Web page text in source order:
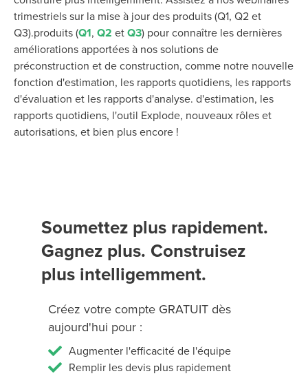
trimestriels sur la mise à jour des produits (Q1, Q2 et
Q3).produits (Q1, Q2 et Q3) pour connaître les dernières
améliorations apportées à nos solutions de
préconstruction et de construction, comme notre nouvelle
fonction d'estimation, les rapports quotidiens, les rapports
d'évaluation et les rapports d'analyse. d'estimation, les
rapports quotidiens, l'outil Explode, nouveaux rôles et
autorisations, et bien plus encore !
Soumettez plus rapidement.
Gagnez plus. Construisez
plus intelligemment.
Créez votre compte GRATUIT dès
aujourd'hui pour :
Augmenter l'efficacité de l'équipe
Remplir les devis plus rapidement